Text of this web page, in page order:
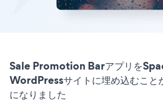
Sale Promotion Barアプリを
WordPressサイトに埋め込むこと
になりました